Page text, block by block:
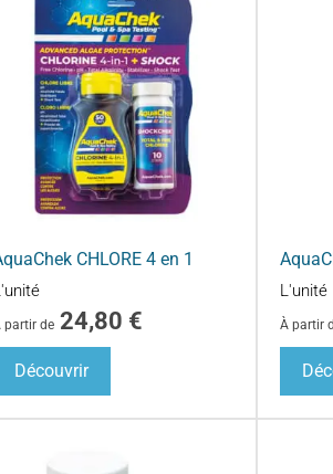
CHLORE 4 en 1
partir de 24,80 €
Découvrir
L'unité
À partir